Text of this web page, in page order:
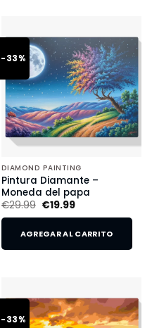
-33%
DIAMOND PAINTING
Pintura Diamante –
Moneda del papa
€29.99 €19.99
AGREGAR AL CARRITO
-33%